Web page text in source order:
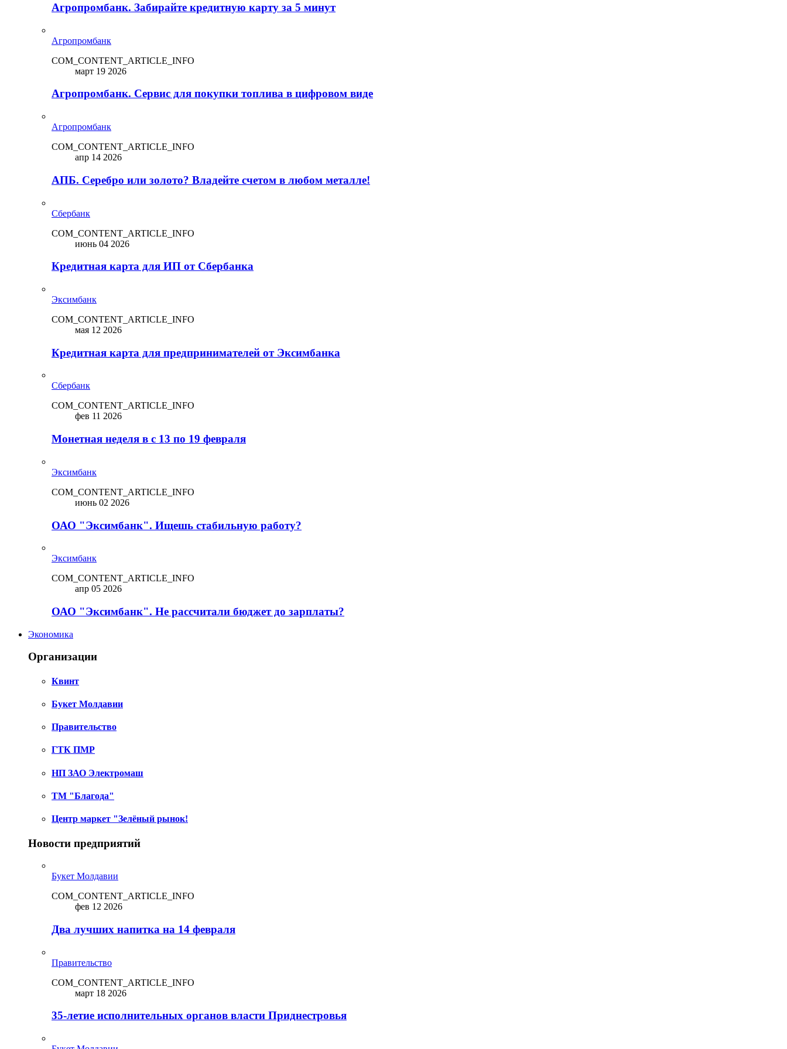
Агропромбанк. Забирайте кредитную карту за 5 минут
Агропромбанк
COM_CONTENT_ARTICLE_INFO
март 19 2026
Агропромбанк. Сервис для покупки топлива в цифровом виде
Агропромбанк
COM_CONTENT_ARTICLE_INFO
апр 14 2026
АПБ. Серебро или золото? Владейте счетом в любом металле!
Сбербанк
COM_CONTENT_ARTICLE_INFO
июнь 04 2026
Кредитная карта для ИП от Сбербанка
Эксимбанк
COM_CONTENT_ARTICLE_INFO
мая 12 2026
Кредитная карта для предпринимателей от Эксимбанка
Сбербанк
COM_CONTENT_ARTICLE_INFO
фев 11 2026
Монетная неделя в с 13 по 19 февраля
Эксимбанк
COM_CONTENT_ARTICLE_INFO
июнь 02 2026
ОАО "Эксимбанк". Ищешь стабильную работу?
Эксимбанк
COM_CONTENT_ARTICLE_INFO
апр 05 2026
ОАО "Эксимбанк". Не рассчитали бюджет до зарплаты?
Экономика
Организации
Квинт
Букет Молдавии
Правительство
ГТК ПМР
НП ЗАО Электромаш
ТМ "Благода"
Центр маркет "Зелёный рынок!
Новости предприятий
Букет Молдавии
COM_CONTENT_ARTICLE_INFO
фев 12 2026
Два лучших напитка на 14 февраля
Правительство
COM_CONTENT_ARTICLE_INFO
март 18 2026
35-летие исполнительных органов власти Приднестровья